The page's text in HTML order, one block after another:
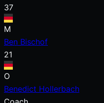
37
M
Ben Bischof
21
O
Benedict Hollerbach